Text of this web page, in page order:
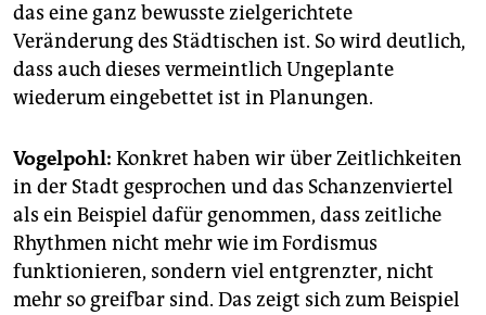
das eine ganz bewusste zielgerichtete
Veränderung des Städtischen ist. So wird deutlich,
dass auch dieses vermeintlich Ungeplante
wiederum eingebettet ist in Planungen.
Vogelpohl: Konkret haben wir über Zeitlichkeiten
in der Stadt gesprochen und das Schanzenviertel
als ein Beispiel dafür genommen, dass zeitliche
Rhythmen nicht mehr wie im Fordismus
funktionieren, sondern viel entgrenzter, nicht
mehr so greifbar sind. Das zeigt sich zum Beispiel